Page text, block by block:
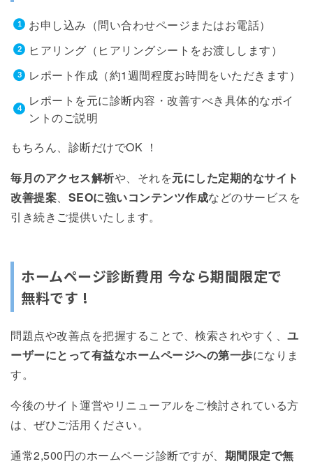
お申し込み（問い合わせページまたはお電話）
ヒアリング（ヒアリングシートをお渡しします）
レポート作成（約1週間程度お時間をいただきます）
レポートを元に診断内容・改善すべき具体的なポイ
ントのご説明
もちろん、診断だけでOK ！
毎月のアクセス解析や、それを元にした定期的なサイト
改善提案、 SEOに強いコンテンツ作成などのサービスを
引き続きご提供いたします。
ホームページ診断費用 今なら期間限定で
無料です !
問題点や改善点を把握することで、検索されやすく、 ユ
ーザーにとって有益なホームページへの第一歩になりま
す。
今後のサイト運営やリニューアルをご検討されている方
は、ぜひご活用ください。
通常2,500円のホームページ診断ですが、 期間限定で無